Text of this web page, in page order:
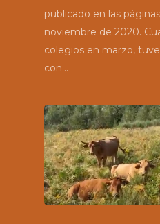
publicado en las
noviembre de 2020.
colegios en marzo,
con…